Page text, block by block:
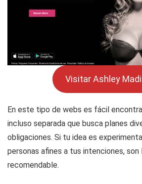
Visitar Ashley
En este tipo de webs es fácil
incluso separada que busca planes
obligaciones. Si tu idea es
personas afines a tus intenciones, son
recomendable.